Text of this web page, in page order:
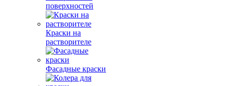
поверхностей
Краски на
растворителе
Фасадные краски